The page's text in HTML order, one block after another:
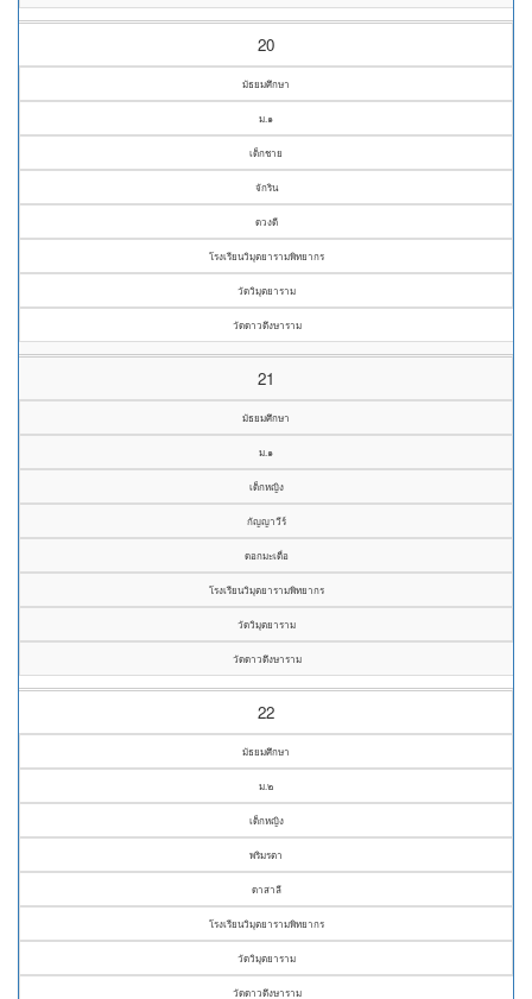
20
มัธยมศึกษา
ม.๑
เด็กชาย
จักริน
ดวงดี
โรงเรียนวิมุตยารามพิทยากร
วัดวิมุตยาราม
วัดดาวดึงษาราม
21
มัธยมศึกษา
ม.๑
เด็กหญิง
กัญญาวีร์
ดอกมะเดื่อ
โรงเรียนวิมุตยารามพิทยากร
วัดวิมุตยาราม
วัดดาวดึงษาราม
22
มัธยมศึกษา
ม.๒
เด็กหญิง
พริมรตา
ดาสาลี
โรงเรียนวิมุตยารามพิทยากร
วัดวิมุตยาราม
วัดดาวดึงษาราม